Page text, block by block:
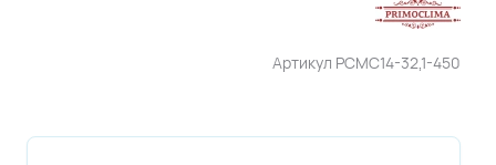
Артикул PCMC14-32,1-450